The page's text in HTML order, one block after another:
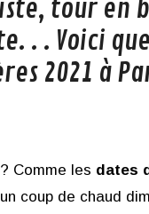
tour en
. . Voici
2021 à
Comme les dates
coup de chaud